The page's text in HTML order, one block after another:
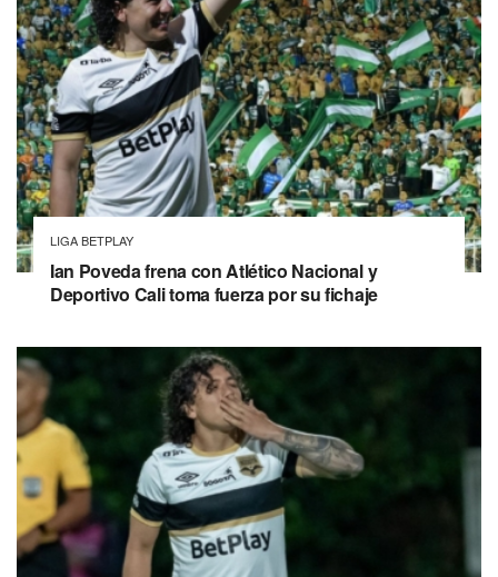
LIGA BETPLAY
Ian Poveda frena con Atlético Nacional y
Deportivo Cali toma fuerza por su fichaje